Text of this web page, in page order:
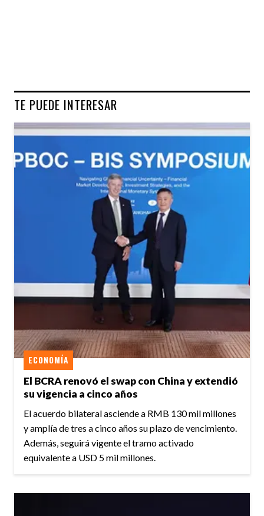
TE PUEDE INTERESAR
El BCRA renovó el swap con China y extendió
su vigencia a cinco años
ECONOMÍA
El acuerdo bilateral asciende a RMB 130 mil millones
y amplía de tres a cinco años su plazo de vencimiento.
Además, seguirá vigente el tramo activado
equivalente a USD 5 mil millones.